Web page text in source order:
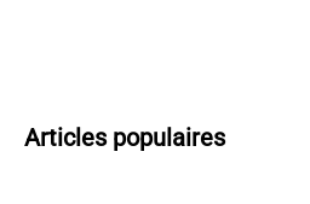
Articles populaires